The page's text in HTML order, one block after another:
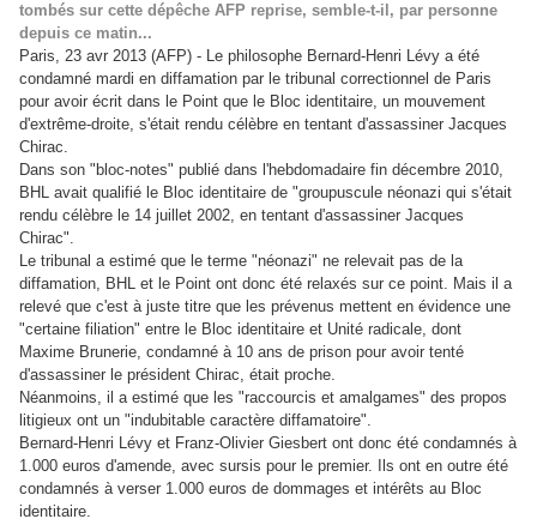
tombés sur cette dépêche AFP reprise, semble-t-il, par personne
depuis ce matin...
Paris, 23 avr 2013 (AFP) - Le philosophe Bernard-Henri Lévy a été
condamné mardi en diffamation par le tribunal correctionnel de Paris
pour avoir écrit dans le Point que le Bloc identitaire, un mouvement
d'extrême-droite, s'était rendu célèbre en tentant d'assassiner Jacques
Chirac.
Dans son "bloc-notes" publié dans l'hebdomadaire fin décembre 2010,
BHL avait qualifié le Bloc identitaire de "groupuscule néonazi qui s'était
rendu célèbre le 14 juillet 2002, en tentant d'assassiner Jacques
Chirac".
Le tribunal a estimé que le terme "néonazi" ne relevait pas de la
diffamation, BHL et le Point ont donc été relaxés sur ce point. Mais il a
relevé que c'est à juste titre que les prévenus mettent en évidence une
"certaine filiation" entre le Bloc identitaire et Unité radicale, dont
Maxime Brunerie, condamné à 10 ans de prison pour avoir tenté
d'assassiner le président Chirac, était proche.
Néanmoins, il a estimé que les "raccourcis et amalgames" des propos
litigieux ont un "indubitable caractère diffamatoire".
Bernard-Henri Lévy et Franz-Olivier Giesbert ont donc été condamnés à
1.000 euros d'amende, avec sursis pour le premier. Ils ont en outre été
condamnés à verser 1.000 euros de dommages et intérêts au Bloc
identitaire.